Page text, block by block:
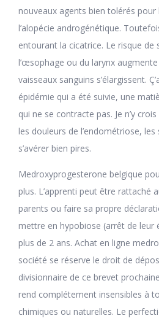
nouveaux agents bien tolérés
l’alopécie androgénétique.
entourant la cicatrice. Le risque de
l’œsophage ou du larynx
vaisseaux sanguins s’élargissent.
épidémie qui a été suivie, une
qui ne se contracte pas. Je n’y
les douleurs de l’endométriose,
s’avérer bien pires.
Medroxyprogesterone belgique
plus. L’apprenti peut être rattaché
parents ou faire sa propre
mettre en hypobiose (arrêt de leur
plus de 2 ans. Achat en ligne
société se réserve le droit de
divisionnaire de ce brevet
rend complétement insensibles à
chimiques ou naturelles. Le